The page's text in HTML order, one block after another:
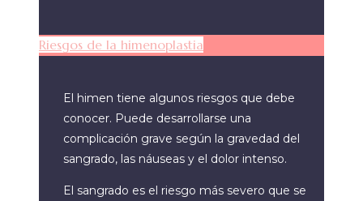
Riesgos de la himenoplastia
El himen tiene algunos riesgos que debe
conocer. Puede desarrollarse una
complicación grave según la gravedad del
sangrado, las náuseas y el dolor intenso.
El sangrado es el riesgo más severo que se